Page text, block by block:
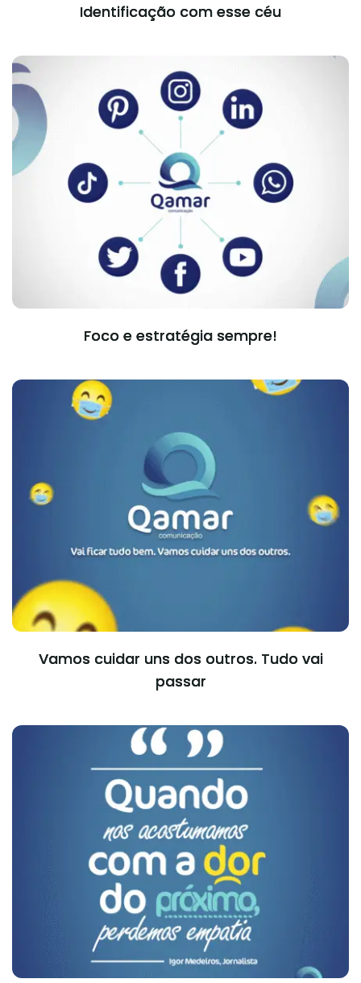
Identificação com esse céu
Foco e estratégia sempre!
Vamos cuidar uns dos outros. Tudo vai
passar